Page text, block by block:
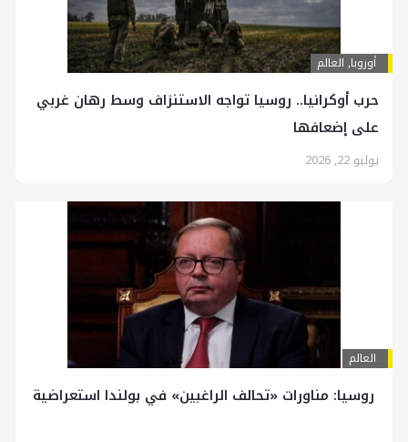
أوروبا, العالم
حرب أوكرانيا.. روسيا تواجه الاستنزاف وسط رهان غربي
على إضعافها
يوليو 22, 2026
العالم
روسيا: مناورات «تحالف الراغبين» في بولندا استعراضية